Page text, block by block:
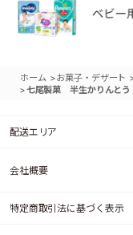
ホーム >お菓子・デザート
>七尾製菓 半生かりんと
配送エリア
会社概要
特定商取引法に基づく表示